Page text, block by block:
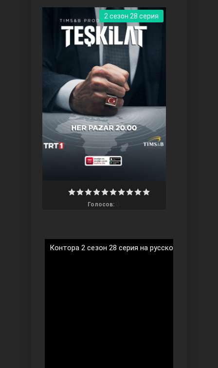
Любовь напрокат
Воскресший Эртугрул
Три сестры
Голосов:
2 сезон 28 серия
Контора 2 сезон 28 серия на русском языке